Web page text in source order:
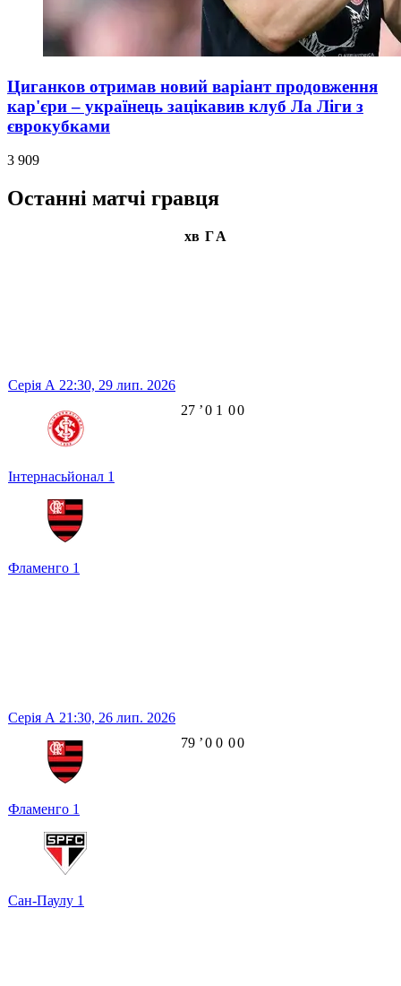
Циганков отримав новий варіант продовження
кар'єри – українець зацікавив клуб Ла Ліги з
єврокубками
3 909
Останні матчі гравця
хв ГА
Серія А 22:30, 29 лип. 2026
Інтернасьйонал 1
Фламенго 1
27 ʼ0 1 00
Серія А 21:30, 26 лип. 2026
Фламенго 1
Сан-Паулу 1
79 ʼ0 0 00